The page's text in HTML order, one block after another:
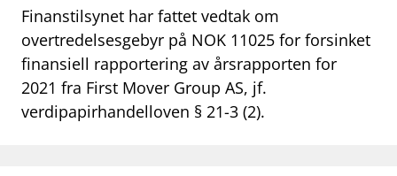
mail_outlineKontakt oss
work_outlineJobb hos oss
dashboardInformasjon for investorer
Finanstilsynet har fattet vedtak om
overtredelsesgebyr på NOK 11025 for forsinket
finansiell rapportering av årsrapporten for
2021 fra First Mover Group AS, jf.
verdipapirhandelloven § 21-3 (2).